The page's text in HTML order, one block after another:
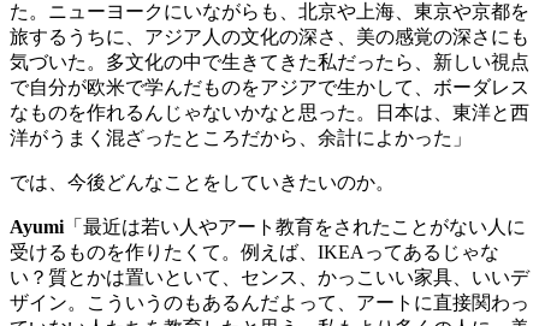
た。ニューヨークにいながらも、北京や上海、東京や京都を
旅するうちに、アジア人の文化の深さ、美の感覚の深さにも
気づいた。多文化の中で生きてきた私だったら、新しい視点
で自分が欧米で学んだものをアジアで生かして、ボーダレス
なものを作れるんじゃないかなと思った。日本は、東洋と西
洋がうまく混ざったところだから、余計によかった」
では、今後どんなことをしていきたいのか。
Ayumi 「最近は若い人やアート教育をされたことがない人に
受けるものを作りたくて。例えば、 IKEA ってあるじゃな
い？質とかは置いといて、センス、かっこいい家具、いいデ
ザイン。こういうのもあるんだよって、アートに直接関わっ